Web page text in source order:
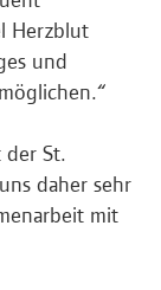
Herzblut
und
St.
daher sehr
mit